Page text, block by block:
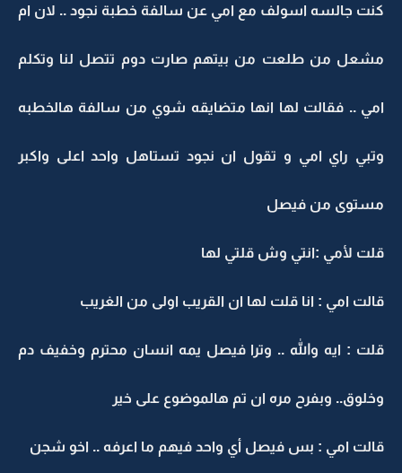
كنت جالسه اسولف مع امي عن سالفة خطبة نجود .. لان ام
مشعل من طلعت من بيتهم صارت دوم تتصل لنا وتكلم
امي .. فقالت لها انها متضايقه شوي من سالفة هالخطبه
وتبي راي امي و تقول ان نجود تستاهل واحد اعلى واكبر
مستوى من فيصل
قلت لأمي :انتي وش قلتي لها
قالت امي : انا قلت لها ان القريب اولى من الغريب
قلت : ايه والله .. وترا فيصل يمه انسان محترم وخفيف دم
وخلوق.. وبفرح مره ان تم هالموضوع على خير
قالت امي : بس فيصل أي واحد فيهم ما اعرفه .. اخو شجن